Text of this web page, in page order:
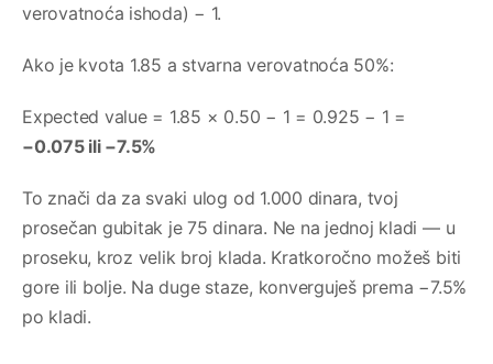
verovatnoća ishoda) − 1.
Ako je kvota 1.85 a stvarna verovatnoća 50%:
Expected value = 1.85 × 0.50 − 1 = 0.925 − 1 =
−0.075 ili −7.5%
To znači da za svaki ulog od 1.000 dinara, tvoj
prosečan gubitak je 75 dinara. Ne na jednoj kladi — u
proseku, kroz velik broj klada. Kratkoročno možeš biti
gore ili bolje. Na duge staze, konverguješ prema −7.5%
po kladi.